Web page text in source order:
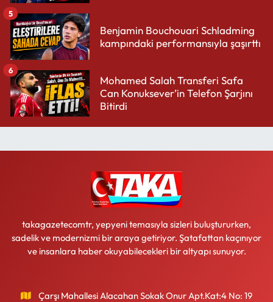
Benjamin Bouchouari Schladming
kampındaki performansıyla şaşırttı
5
Mohamed Salah Transferi Safa
Can Konuksever’in Telefon Şarjını
Bitirdi
6
takagazetecomtr, yepyeni temasıyla sizleri buluştururken,
sadelik ve modernizmi bir araya getiriyor. Şatafattan kaçınıyor
ve insanlara haber okuyabilecekleri bir altyapı sunuyor.
Çarşı Mahallesi Alacahan Sokak Onur Apt.Kat:4 No: 19